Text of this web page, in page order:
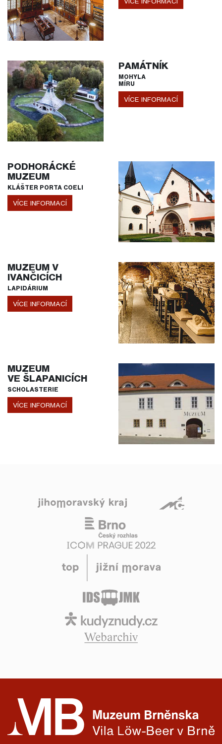
PAMÁTNÍK
MOHYLA
MÍRU
VÍCE INFORMACÍ
PODHORÁCKÉ
MUZEUM
KLÁŠTER PORTA COELI
VÍCE INFORMACÍ
MUZEUM V
IVANČICÍCH
LAPIDÁRIUM
VÍCE INFORMACÍ
MUZEUM
VE ŠLAPANICÍCH
SCHOLASTERIE
VÍCE INFORMACÍ